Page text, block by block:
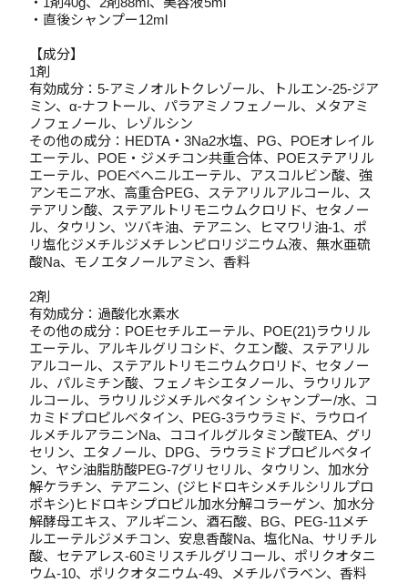
・直後シャンプー12ml
【成分】
1剤
有効成分：5-アミノオルトクレゾール、トルエン-25-ジア
ミン、α-ナフトール、パラアミノフェノール、メタアミ
ノフェノール、レゾルシン
その他の成分：HEDTA・3Na2水塩、PG、POEオレイル
エーテル、POE・ジメチコン共重合体、POEステアリル
エーテル、POEベヘニルエーテル、アスコルビン酸、強
アンモニア水、高重合PEG、ステアリルアルコール、ス
テアリン酸、ステアルトリモニウムクロリド、セタノー
ル、タウリン、ツバキ油、テアニン、ヒマワリ油-1、ポ
リ塩化ジメチルジメチレンピロリジニウム液、無水亜硫
酸Na、モノエタノールアミン、香料
2剤
有効成分：過酸化水素水
その他の成分：POEセチルエーテル、POE(21)ラウリル
エーテル、アルキルグリコシド、クエン酸、ステアリル
アルコール、ステアルトリモニウムクロリド、セタノー
ル、パルミチン酸、フェノキシエタノール、ラウリルア
ルコール、ラウリルジメチルベタイン シャンプー/水、コ
カミドプロピルベタイン、PEG-3ラウラミド、ラウロイ
ルメチルアラニンNa、ココイルグルタミン酸TEA、グリ
セリン、エタノール、DPG、ラウラミドプロピルベタイ
ン、ヤシ油脂肪酸PEG-7グリセリル、タウリン、加水分
解ケラチン、テアニン、(ジヒドロキシメチルシリルプロ
ポキシ)ヒドロキシプロピル加水分解コラーゲン、加水分
解酵母エキス、アルギニン、酒石酸、BG、PEG-11メチ
ルエーテルジメチコン、安息香酸Na、塩化Na、サリチル
酸、セテアレス-60ミリスチルグリコール、ポリクオタニ
ウム-10、ポリクオタニウム-49、メチルパラベン、香料